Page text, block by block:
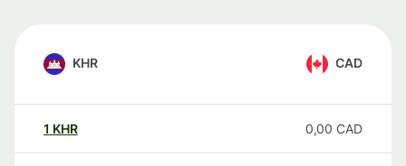
KHR CAD
1 KHR 0,00 CAD